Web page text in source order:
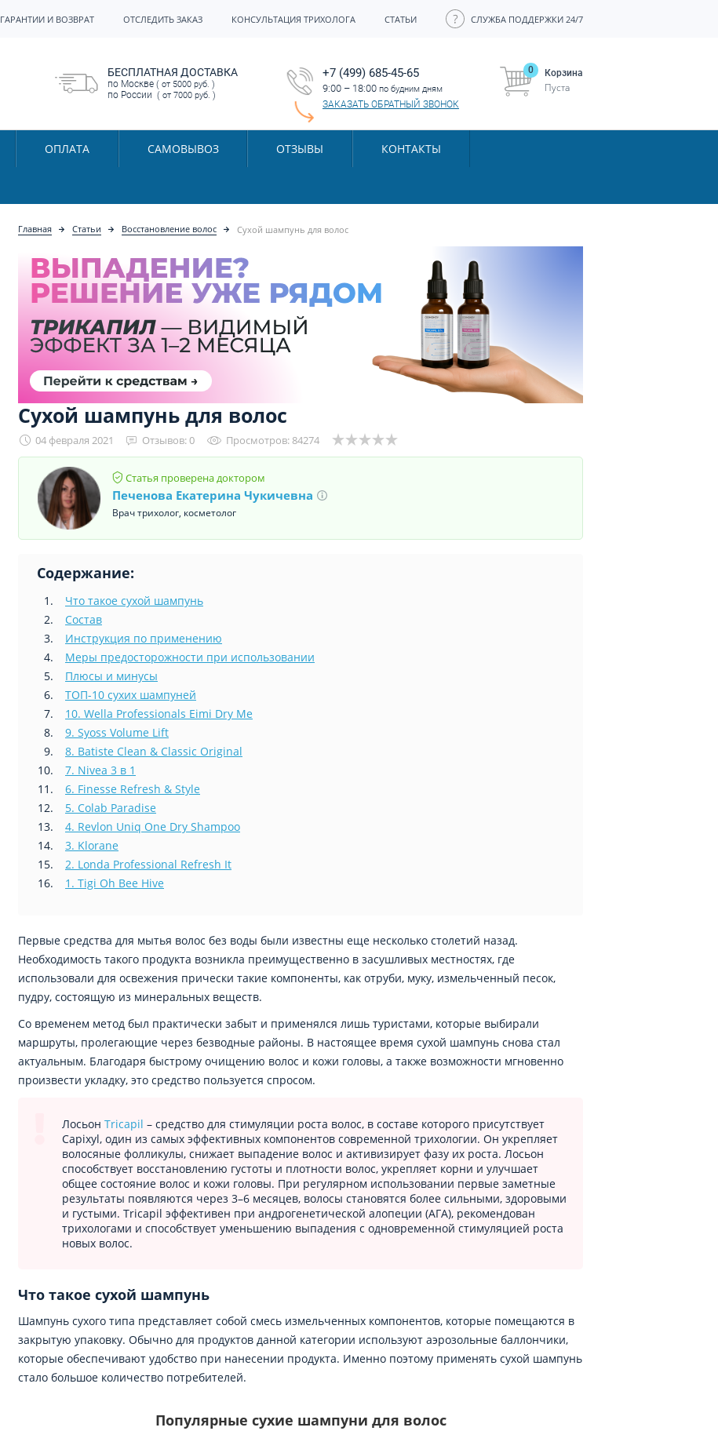
ГАРАНТИИ И ВОЗВРАТ ОТСЛЕДИТЬ ЗАКАЗ КОНСУЛЬТАЦИЯ ТРИХОЛОГА СТАТЬИ СЛУЖБА ПОДДЕРЖКИ 24/7
БЕСПЛАТНАЯ ДОСТАВКА
по Москве ( от 5000 руб. )
по России ( от 7000 руб. )
+7 (499) 685-45-65
9:00 – 18:00 по будним дням
ЗАКАЗАТЬ ОБРАТНЫЙ ЗВОНОК
Корзина
0
Пуста
ОПЛАТА САМОВЫВОЗ ОТЗЫВЫ КОНТАКТЫ
Главная Статьи Восстановление волос Сухой шампунь для волос
Сухой шампунь для волос
04 февраля 2021 Отзывов: 0 Просмотров: 84274
Статья проверена доктором
Печенова Екатерина Чукичевна
Врач трихолог, косметолог
Содержание:
Что такое сухой шампунь
Состав
Инструкция по применению
Меры предосторожности при использовании
Плюсы и минусы
ТОП-10 сухих шампуней
10. Wella Professionals Eimi Dry Me
9. Syoss Volume Lift
8. Batiste Clean & Classic Original
7. Nivea 3 в 1
6. Finesse Refresh & Style
5. Colab Paradise
4. Revlon Uniq One Dry Shampoo
3. Klorane
2. Londa Professional Refresh It
1. Tigi Oh Bee Hive
Первые средства для мытья волос без воды были известны еще несколько столетий назад.
Необходимость такого продукта возникла преимущественно в засушливых местностях, где
использовали для освежения прически такие компоненты, как отруби, муку, измельченный песок,
пудру, состоящую из минеральных веществ.
Со временем метод был практически забыт и применялся лишь туристами, которые выбирали
маршруты, пролегающие через безводные районы. В настоящее время сухой шампунь снова стал
актуальным. Благодаря быстрому очищению волос и кожи головы, а также возможности мгновенно
произвести укладку, это средство пользуется спросом.
Лосьон Tricapil – средство для стимуляции роста волос, в составе которого присутствует
Capixyl, один из самых эффективных компонентов современной трихологии. Он укрепляет
волосяные фолликулы, снижает выпадение волос и активизирует фазу их роста. Лосьон
способствует восстановлению густоты и плотности волос, укрепляет корни и улучшает
общее состояние волос и кожи головы. При регулярном использовании первые заметные
результаты появляются через 3–6 месяцев, волосы становятся более сильными, здоровыми
и густыми. Tricapil эффективен при андрогенетической алопеции (АГА), рекомендован
трихологами и способствует уменьшению выпадения с одновременной стимуляцией роста
новых волос.
Что такое сухой шампунь
Шампунь сухого типа представляет собой смесь измельченных компонентов, которые помещаются в
закрытую упаковку. Обычно для продуктов данной категории используют аэрозольные баллончики,
которые обеспечивают удобство при нанесении продукта. Именно поэтому применять сухой шампунь
стало большое количество потребителей.
Популярные сухие шампуни для волос